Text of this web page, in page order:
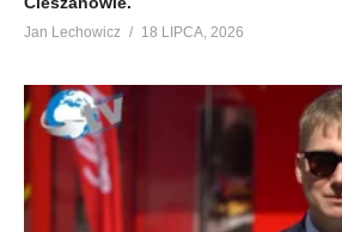
Jan Lechowicz 18 LIPCA, 2026